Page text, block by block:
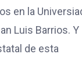
en la
Luis Barrios. Y
de esta